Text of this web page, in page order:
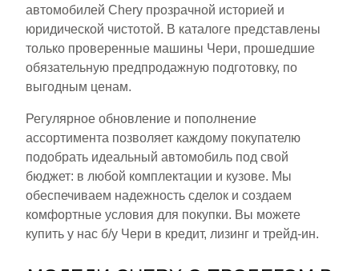
автомобилей Chery прозрачной историей и
юридической чистотой. В каталоге представлены
только проверенные машины Чери, прошедшие
обязательную предпродажную подготовку, по
выгодным ценам.
Регулярное обновление и пополнение
ассортимента позволяет каждому покупателю
подобрать идеальный автомобиль под свой
бюджет: в любой комплектации и кузове. Мы
обеспечиваем надежность сделок и создаем
комфортные условия для покупки. Вы можете
купить у нас б/у Чери в кредит, лизинг и трейд-ин.